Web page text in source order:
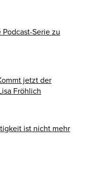
Serie zu
jetzt der
Fröhlich
ist nicht mehr